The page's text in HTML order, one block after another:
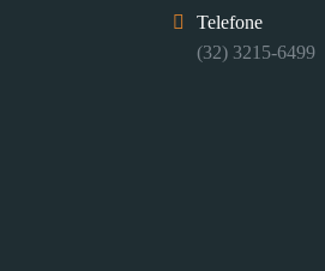
Telefone
(32) 3215-6499